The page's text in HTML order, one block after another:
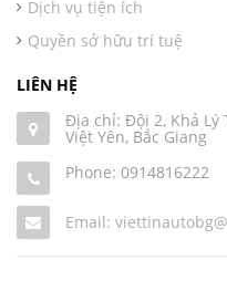
Dịch vụ tiện ích
Quyền sở hữu trí tuệ
LIÊN HỆ
Địa chỉ: Đội 2, Khả Lý
Việt Yên, Bắc Giang
Phone: 0914816222
Email: